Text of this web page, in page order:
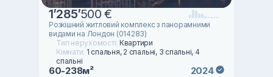
1’285’500 €
Розкішний житловий комплекс з панорамними
видами на Лондон (014283)
Тип нерухомості: Квартири
Кімнати: 1 спальня, 2 спальні, 3 спальні, 4
спальні
60-238м² 2024